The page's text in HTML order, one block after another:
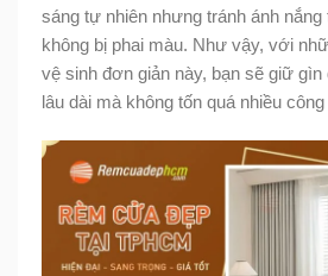
sáng tự nhiên nhưng tránh ánh
không bị phai màu. Như vậy, với
vệ sinh đơn giản này, bạn sẽ giữ
lâu dài mà không tốn quá nhiều